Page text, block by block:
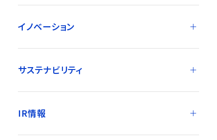
イノベーション
サステナビリティ
IR情報